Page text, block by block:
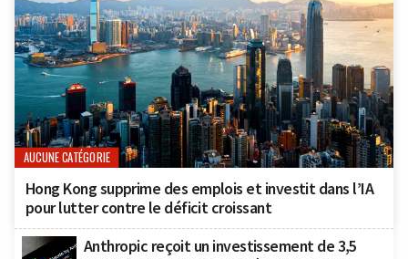
AUCUNE CATÉGORIE
Hong Kong supprime des emplois et investit dans l’IA
pour lutter contre le déficit croissant
Anthropic reçoit un investissement de 3,5